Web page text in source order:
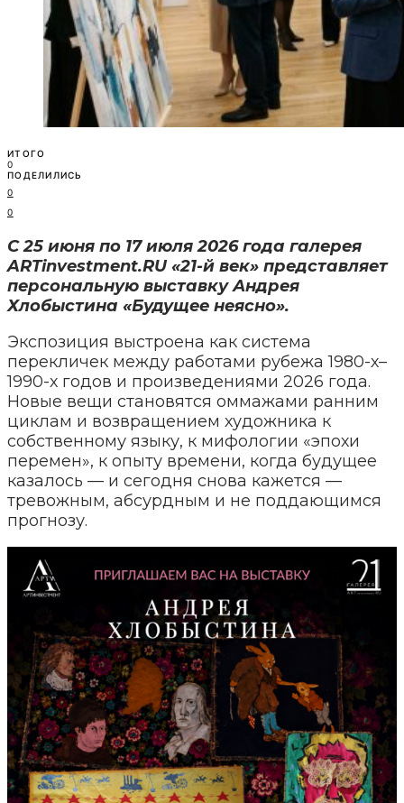
ИТОГО
0
ПОДЕЛИЛИСЬ
0
0
С 25 июня по 17 июля 2026 года галерея
ARTinvestment.RU «21-й век» представляет
персональную выставку Андрея
Хлобыстина «Будущее неясно».
Экспозиция выстроена как система
перекличек между работами рубежа 1980-х–
1990-х годов и произведениями 2026 года.
Новые вещи становятся оммажами ранним
циклам и возвращением художника к
собственному языку, к мифологии «эпохи
перемен», к опыту времени, когда будущее
казалось — и сегодня снова кажется —
тревожным, абсурдным и не поддающимся
прогнозу.